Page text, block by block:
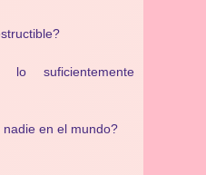
suficientemente
en el mundo?